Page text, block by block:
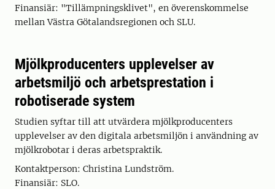
Finansiär: "Tillämpningsklivet", en överenskommelse
mellan Västra Götalandsregionen och SLU.
Mjölkproducenters upplevelser av
arbetsmiljö och arbetsprestation i
robotiserade system
Studien syftar till att utvärdera mjölkproducenters
upplevelser av den digitala arbetsmiljön i användning av
mjölkrobotar i deras arbetspraktik.
Kontaktperson: Christina Lundström.
Finansiär: SLO.